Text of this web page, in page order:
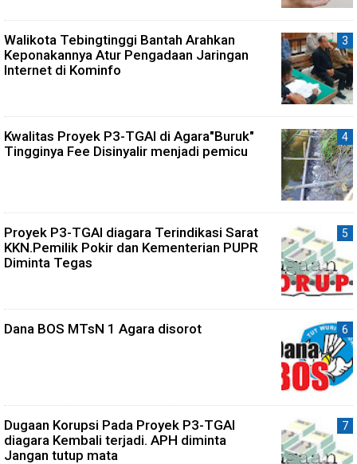
Walikota Tebingtinggi Bantah Arahkan
Keponakannya Atur Pengadaan Jaringan
Internet di Kominfo
Kwalitas Proyek P3-TGAI di Agara"Buruk"
Tingginya Fee Disinyalir menjadi pemicu
Proyek P3-TGAI diagara Terindikasi Sarat
KKN.Pemilik Pokir dan Kementerian PUPR
Diminta Tegas
Dana BOS MTsN 1 Agara disorot
Dugaan Korupsi Pada Proyek P3-TGAI
diagara Kembali terjadi. APH diminta
Jangan tutup mata